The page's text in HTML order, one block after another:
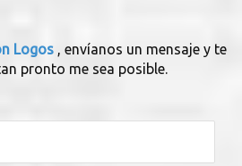
Logos , envíanos un mensaje y te
pronto me sea posible.